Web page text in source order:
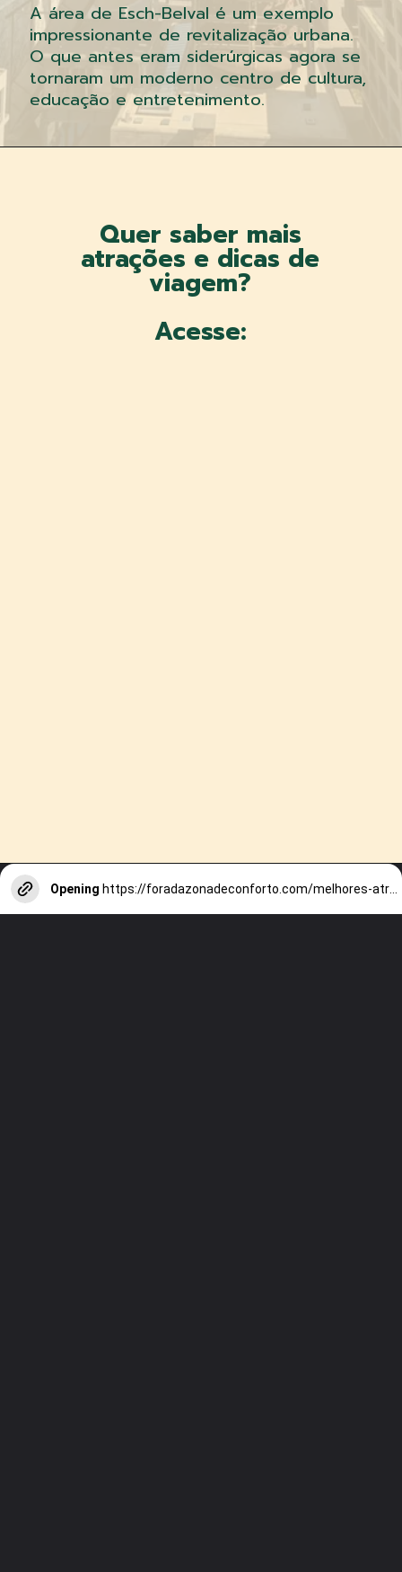
A área de Esch-Belval é um exemplo
impressionante de revitalização urbana.
O que antes eram siderúrgicas agora se
tornaram um moderno centro de cultura,
educação e entretenimento.
Quer saber mais
atrações e dicas de
viagem?
Acesse:
Opening